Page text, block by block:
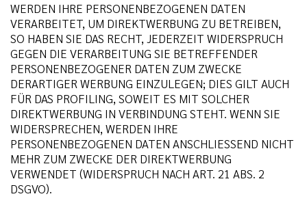
WERDEN IHRE PERSONENBEZOGENEN DATEN
VERARBEITET, UM DIREKTWERBUNG ZU BETREIBEN,
SO HABEN SIE DAS RECHT, JEDERZEIT WIDERSPRUCH
GEGEN DIE VERARBEITUNG SIE BETREFFENDER
PERSONENBEZOGENER DATEN ZUM ZWECKE
DERARTIGER WERBUNG EINZULEGEN; DIES GILT AUCH
FÜR DAS PROFILING, SOWEIT ES MIT SOLCHER
DIREKTWERBUNG IN VERBINDUNG STEHT. WENN SIE
WIDERSPRECHEN, WERDEN IHRE
PERSONENBEZOGENEN DATEN ANSCHLIESSEND NICHT
MEHR ZUM ZWECKE DER DIREKTWERBUNG
VERWENDET (WIDERSPRUCH NACH ART. 21 ABS. 2
DSGVO).